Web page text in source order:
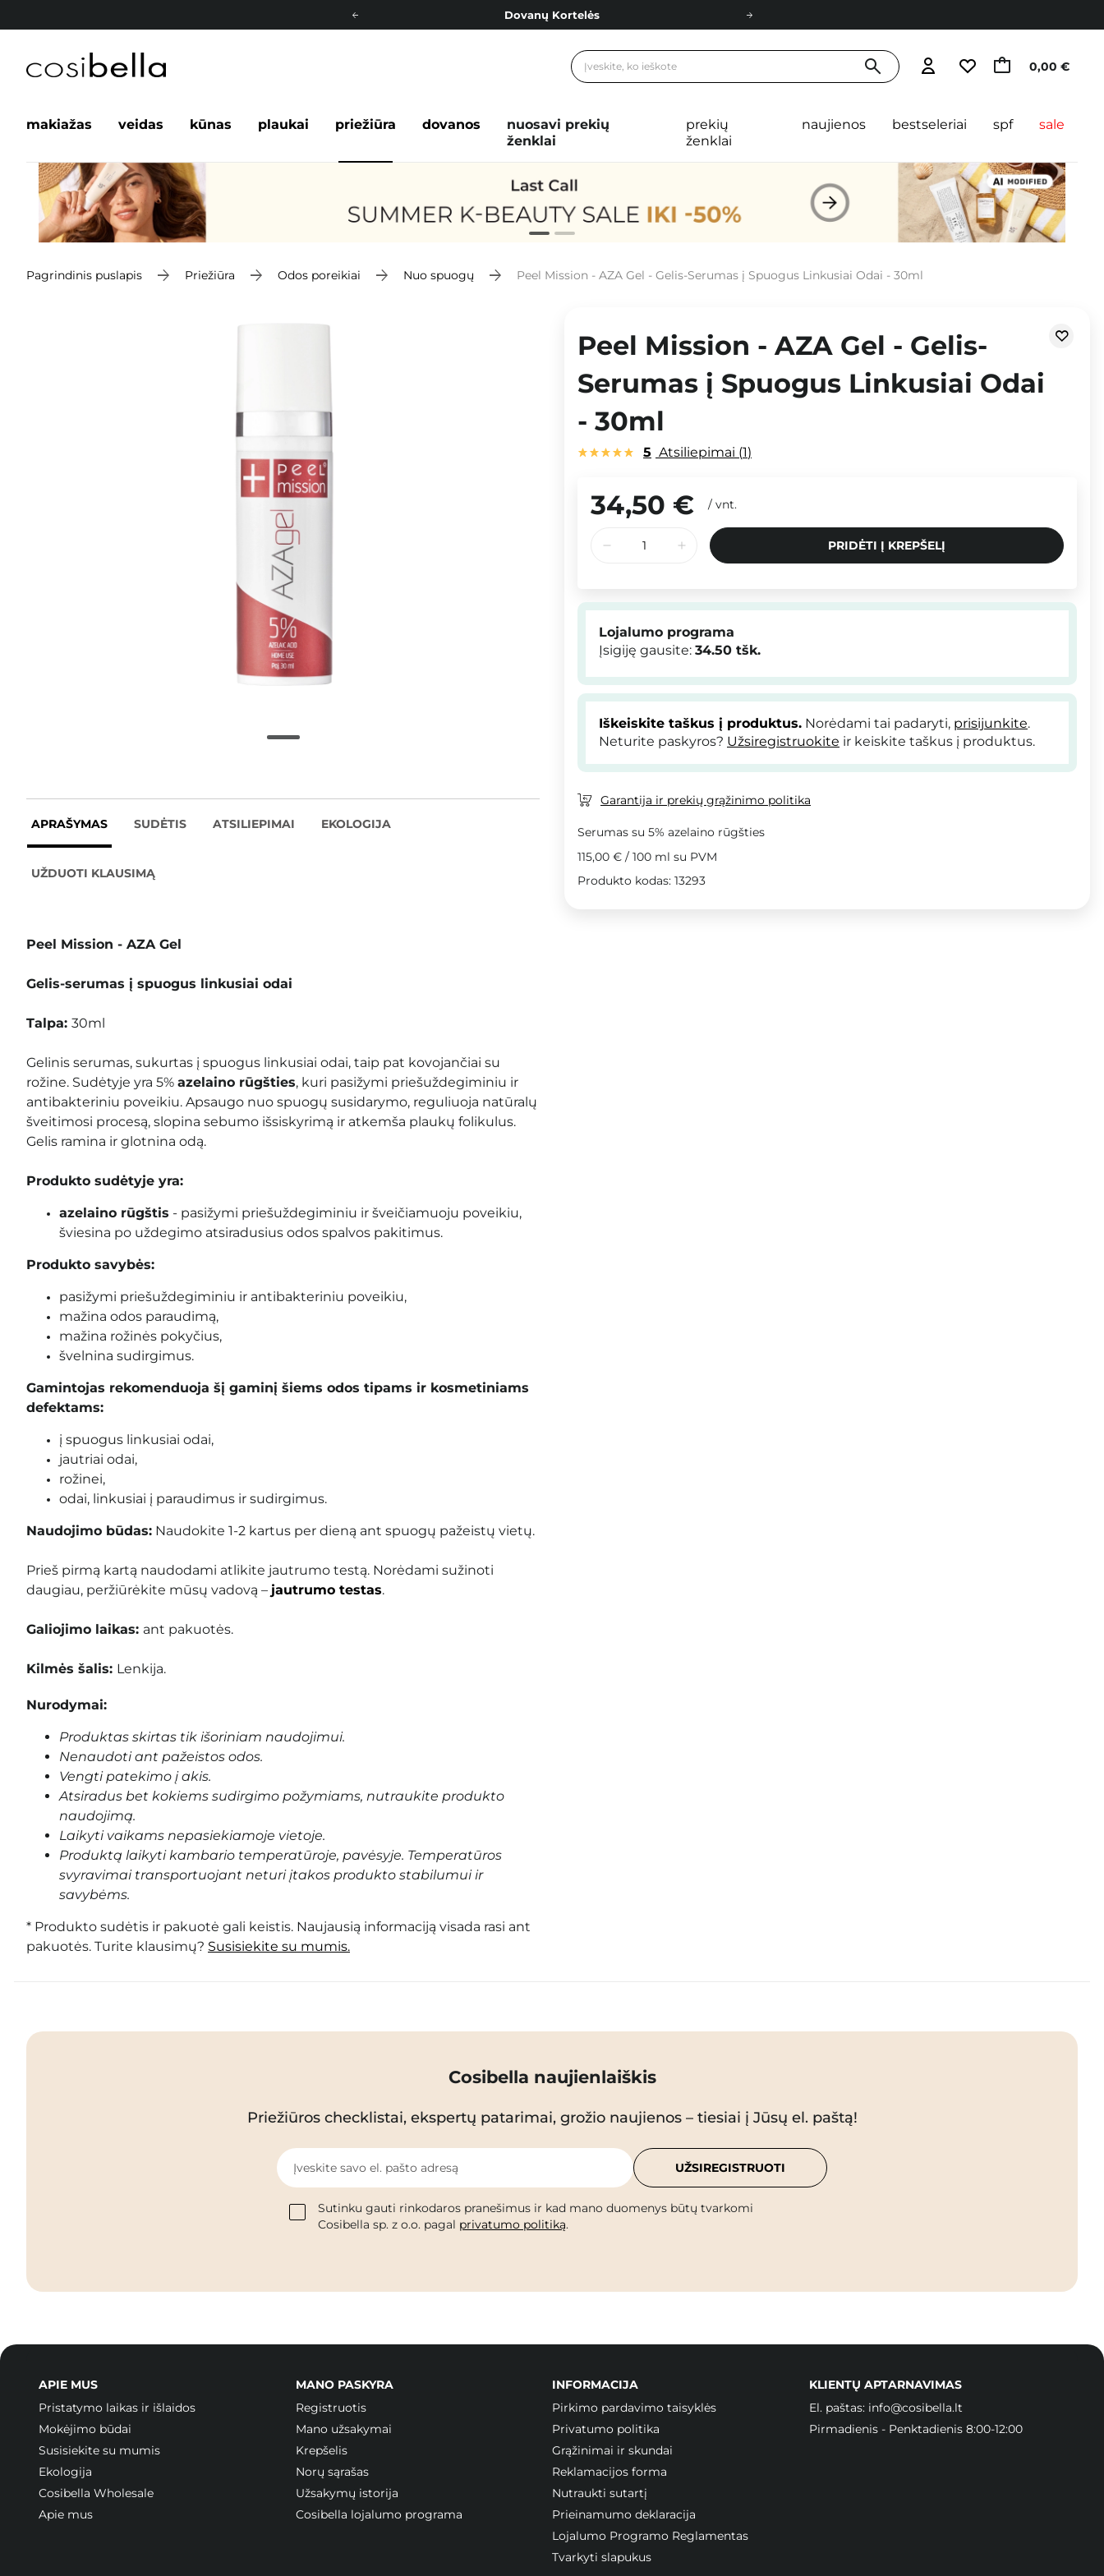
Dovanų Kortelės
Nemokamas pristatymas nuo 40,00 € 0,00 €
makiažas veidas kūnas plaukai priežiūra dovanos
nuosavi prekių
ženklai
prekių
ženklai
naujienos bestseleriai spf sale
Pagrindinis puslapis Priežiūra Odos poreikiai Nuo spuogų Peel Mission - AZA Gel - Gelis-Serumas į Spuogus Linkusiai Odai - 30ml
APRAŠYMAS SUDĖTIS ATSILIEPIMAI EKOLOGIJA
UŽDUOTI KLAUSIMĄ
Peel Mission - AZA Gel
Gelis-serumas į spuogus linkusiai odai
Talpa: 30ml
Gelinis serumas, sukurtas į spuogus linkusiai odai, taip pat kovojančiai su
rožine. Sudėtyje yra 5% azelaino rūgšties, kuri pasižymi priešuždegiminiu ir
antibakteriniu poveikiu. Apsaugo nuo spuogų susidarymo, reguliuoja natūralų
šveitimosi procesą, slopina sebumo išsiskyrimą ir atkemša plaukų folikulus.
Gelis ramina ir glotnina odą.
Produkto sudėtyje yra:
azelaino rūgštis - pasižymi priešuždegiminiu ir šveičiamuoju poveikiu,
šviesina po uždegimo atsiradusius odos spalvos pakitimus.
Produkto savybės:
pasižymi priešuždegiminiu ir antibakteriniu poveikiu,
mažina odos paraudimą,
mažina rožinės pokyčius,
švelnina sudirgimus.
Gamintojas rekomenduoja šį gaminį šiems odos tipams ir kosmetiniams
defektams:
į spuogus linkusiai odai,
jautriai odai,
rožinei,
odai, linkusiai į paraudimus ir sudirgimus.
Naudojimo būdas: Naudokite 1-2 kartus per dieną ant spuogų pažeistų vietų.
Prieš pirmą kartą naudodami atlikite jautrumo testą. Norėdami sužinoti
daugiau, peržiūrėkite mūsų vadovą – jautrumo testas.
Galiojimo laikas: ant pakuotės.
Kilmės šalis: Lenkija.
Nurodymai:
Produktas skirtas tik išoriniam naudojimui.
Nenaudoti ant pažeistos odos.
Vengti patekimo į akis.
Atsiradus bet kokiems sudirgimo požymiams, nutraukite produkto
naudojimą.
Laikyti vaikams nepasiekiamoje vietoje.
Produktą laikyti kambario temperatūroje, pavėsyje. Temperatūros
svyravimai transportuojant neturi įtakos produkto stabilumui ir
savybėms.
* Produkto sudėtis ir pakuotė gali keistis. Naujausią informaciją visada rasi ant
pakuotės. Turite klausimų? Susisiekite su mumis.
Peel Mission - AZA Gel - Gelis-
Serumas į Spuogus Linkusiai Odai
- 30ml
5 Atsiliepimai 1
34,50 € / vnt.
PRIDĖTI Į KREPŠELĮ
Lojalumo programa
Įsigiję gausite: 34.50 tšk.
Iškeiskite taškus į produktus. Norėdami tai padaryti, prisijunkite.
Neturite paskyros? Užsiregistruokite ir keiskite taškus į produktus.
Garantija ir prekių grąžinimo politika
Serumas su 5% azelaino rūgšties
115,00 € / 100 ml su PVM
Produkto kodas: 13293
Cosibella naujienlaiškis
Priežiūros checklistai, ekspertų patarimai, grožio naujienos – tiesiai į Jūsų el. paštą!
Įveskite savo el. pašto adresą
Sutinku gauti rinkodaros pranešimus ir kad mano duomenys būtų tvarkomi
Cosibella sp. z o.o. pagal privatumo politiką.
UŽSIREGISTRUOTI
APIE MUS
Pristatymo laikas ir išlaidos
Mokėjimo būdai
Susisiekite su mumis
Ekologija
Cosibella Wholesale
Apie mus
MANO PASKYRA
Registruotis
Mano užsakymai
Krepšelis
Norų sąrašas
Užsakymų istorija
Cosibella lojalumo programa
INFORMACIJA
Pirkimo pardavimo taisyklės
Privatumo politika
Grąžinimai ir skundai
Reklamacijos forma
Nutraukti sutartį
Prieinamumo deklaracija
Lojalumo Programo Reglamentas
Tvarkyti slapukus
KLIENTŲ APTARNAVIMAS
El. paštas: info@cosibella.lt
Pirmadienis - Penktadienis 8:00-12:00